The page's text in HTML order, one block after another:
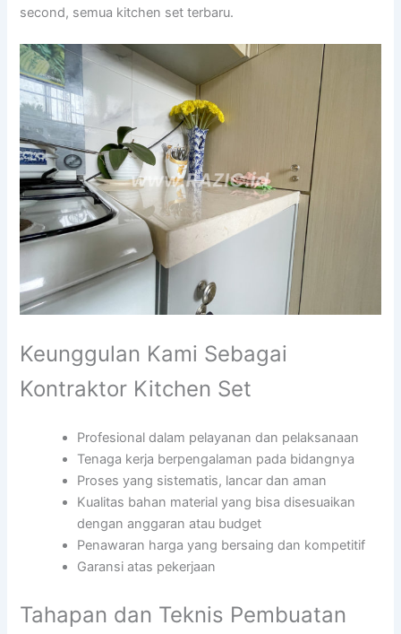
second, semua kitchen set terbaru.
Keunggulan Kami Sebagai
Kontraktor Kitchen Set
Profesional dalam pelayanan dan pelaksanaan
Tenaga kerja berpengalaman pada bidangnya
Proses yang sistematis, lancar dan aman
Kualitas bahan material yang bisa disesuaikan
dengan anggaran atau budget
Penawaran harga yang bersaing dan kompetitif
Garansi atas pekerjaan
Tahapan dan Teknis Pembuatan